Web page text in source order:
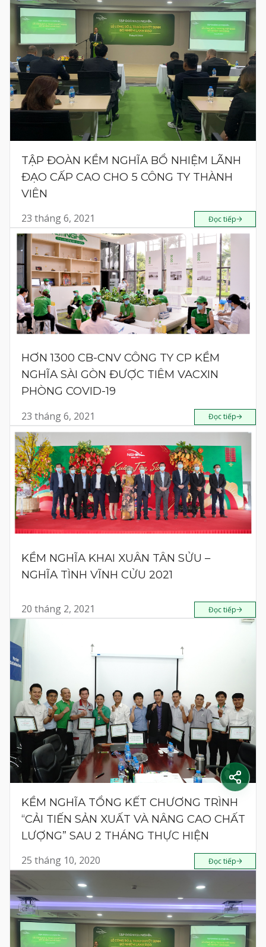
TẬP ĐOÀN KỀM NGHĨA BỔ NHIỆM LÃNH
ĐẠO CẤP CAO CHO 5 CÔNG TY THÀNH
VIÊN
23 tháng 6, 2021 Đọc tiếp
HƠN 1300 CB-CNV CÔNG TY CP KỀM
NGHĨA SÀI GÒN ĐƯỢC TIÊM VACXIN
PHÒNG COVID-19
23 tháng 6, 2021 Đọc tiếp
KỀM NGHĨA KHAI XUÂN TÂN SỬU –
NGHĨA TÌNH VĨNH CỬU 2021
20 tháng 2, 2021 Đọc tiếp
KỀM NGHĨA TỔNG KẾT CHƯƠNG TRÌNH
“CẢI TIẾN SẢN XUẤT VÀ NÂNG CAO CHẤT
LƯỢNG” SAU 2 THÁNG THỰC HIỆN
25 tháng 10, 2020 Đọc tiếp